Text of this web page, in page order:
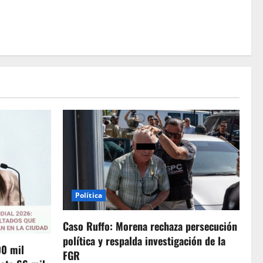
mil
Política
Caso Ruffo: Morena rechaza persecución
política y respalda investigación de la
FGR